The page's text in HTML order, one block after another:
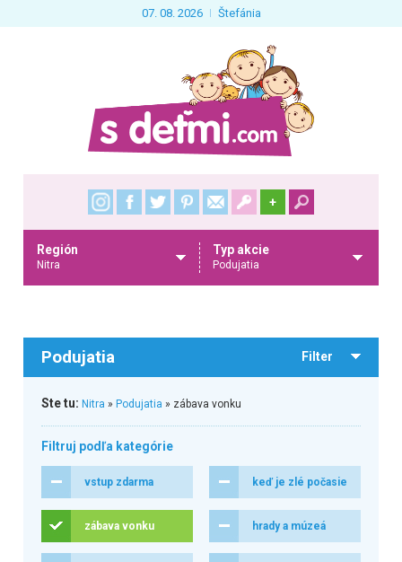
07. 08. 2026 Štefánia
+
Región
Nitra
Typ akcie
Podujatia
Podujatia Filter
Ste tu: Nitra » Podujatia » zábava vonku
Filtruj podľa kategórie
vstup zdarma keď je zlé počasie
zábava vonku hrady a múzeá